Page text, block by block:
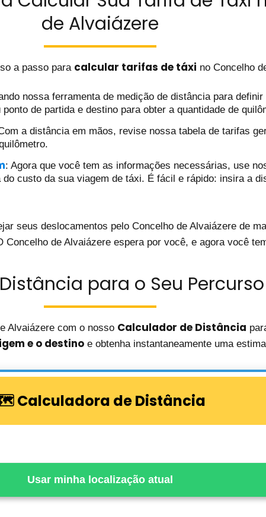
de Alvaiázere
a passo para calcular tarifas de táxi no Concelho
nossa ferramenta de medição de distância para
de partida e destino para obter a quantidade de
a distância em mãos, revise nossa tabela de tarifas
: Agora que você tem as informações necessárias, use
custo da sua viagem de táxi. É fácil e rápido: insira a
seus deslocamentos pelo Concelho de Alvaiázere de
de Alvaiázere espera por você, e agora você
para o Seu
Alvaiázere com o nosso Calculador de Distância
e o destino e obtenha instantaneamente uma
Calculadora de Distância
Usar minha localização atual